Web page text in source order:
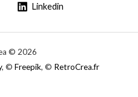
Linkedin
© 2026
, © Freepik, © RetroCrea.fr